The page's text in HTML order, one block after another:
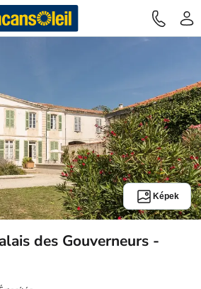
Képek
des Gouverneurs -